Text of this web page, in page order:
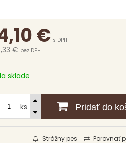
€ s DPH
€ bez DPH
sklade
ks Pridať do
Strážny pes
Porovnať